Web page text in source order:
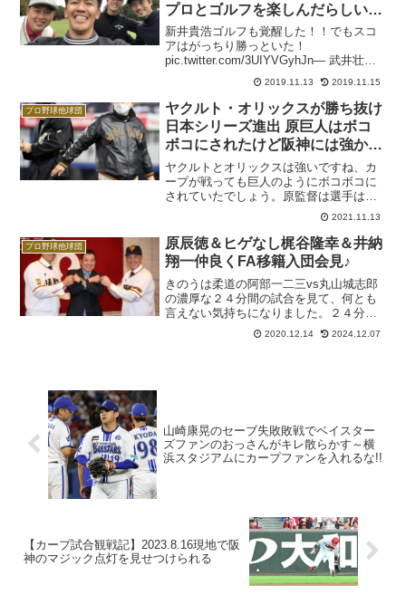
プロとゴルフを楽しんだらしい…
新井貴浩ゴルフも覚醒した！！でもスコ
アはがっちり勝っといた！
pic.twitter.com/3UIYVGyhJn— 武井壮
(@sosotakei) November 13, 2019 豪華メ
ンバーでプロアマ！！ pic.twitter....
2019.11.13 2019.11.15
プロ野球他球団
ヤクルト・オリックスが勝ち抜け
日本シリーズ進出 原巨人はボコ
ボコにされたけど阪神には強かっ
た!?!?
ヤクルトとオリックスは強いですね、カ
ープが戦っても巨人のようにボコボコに
されていたでしょう。原監督は選手は使
い捨てなので、来シーズンも同じような
感じになります。カープはどこまで地力
を上げられるかですね。巨人はオフのFA
争奪戦には参戦しない報...
2021.11.13
プロ野球他球団
原辰徳＆ヒゲなし梶谷隆幸＆井納
翔一仲良くFA移籍入団会見♪
きのうは柔道の阿部一二三vs丸山城志郎
の濃厚な２４分間の試合を見て、何とも
言えない気持ちになりました。２４分間
戦っても、勝敗を決するのはわずか１秒
ほどの時間です。その時間の為にどれだ
2020.12.14 2024.12.07
山崎康晃のセーブ失敗敗戦でベイスター
ズファンのおっさんがキレ散らかす～横
浜スタジアムにカープファンを入れるな!!
【カープ試合観戦記】2023.8.16現地で阪
神のマジック点灯を見せつけられる